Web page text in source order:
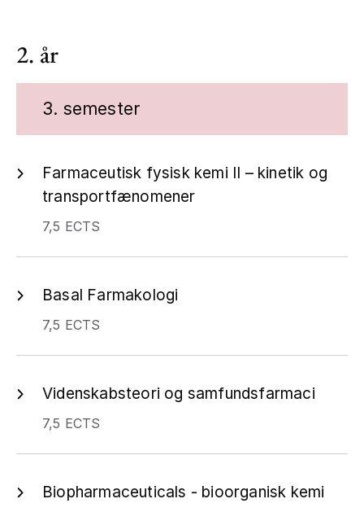
2. år
3. semester
Farmaceutisk fysisk kemi II – kinetik og
transportfænomener
7,5 ECTS
Basal Farmakologi
7,5 ECTS
Videnskabsteori og samfundsfarmaci
7,5 ECTS
Biopharmaceuticals - bioorganisk kemi